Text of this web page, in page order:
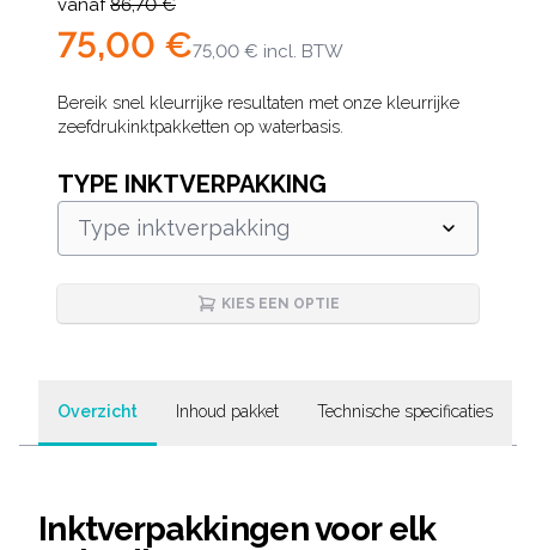
vanaf86,70 €
75,00 €75,00 € incl. BTW
Description
Bereik snel kleurrijke resultaten met onze kleurrijke
zeefdrukinktpakketten op waterbasis.
TYPE INKTVERPAKKING
Type inktverpakking
KIES EEN OPTIE
Overzicht Inhoud pakket Technische specificaties
Inktverpakkingen voor elk